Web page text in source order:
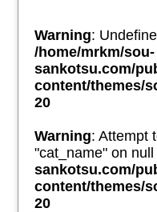
Warning:
/home/mrkm/sou-
sankotsu.com/
content/themes/
20
Warning: Attempt
"cat_name" on
sankotsu.com/
content/themes/
20